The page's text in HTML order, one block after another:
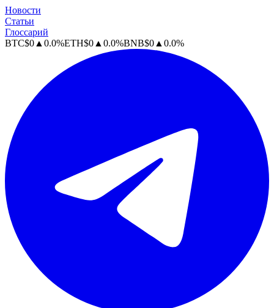
Новости
Статьи
Глоссарий
BTC$0 ▲ 0.0%ETH$0 ▲ 0.0%BNB$0 ▲ 0.0%